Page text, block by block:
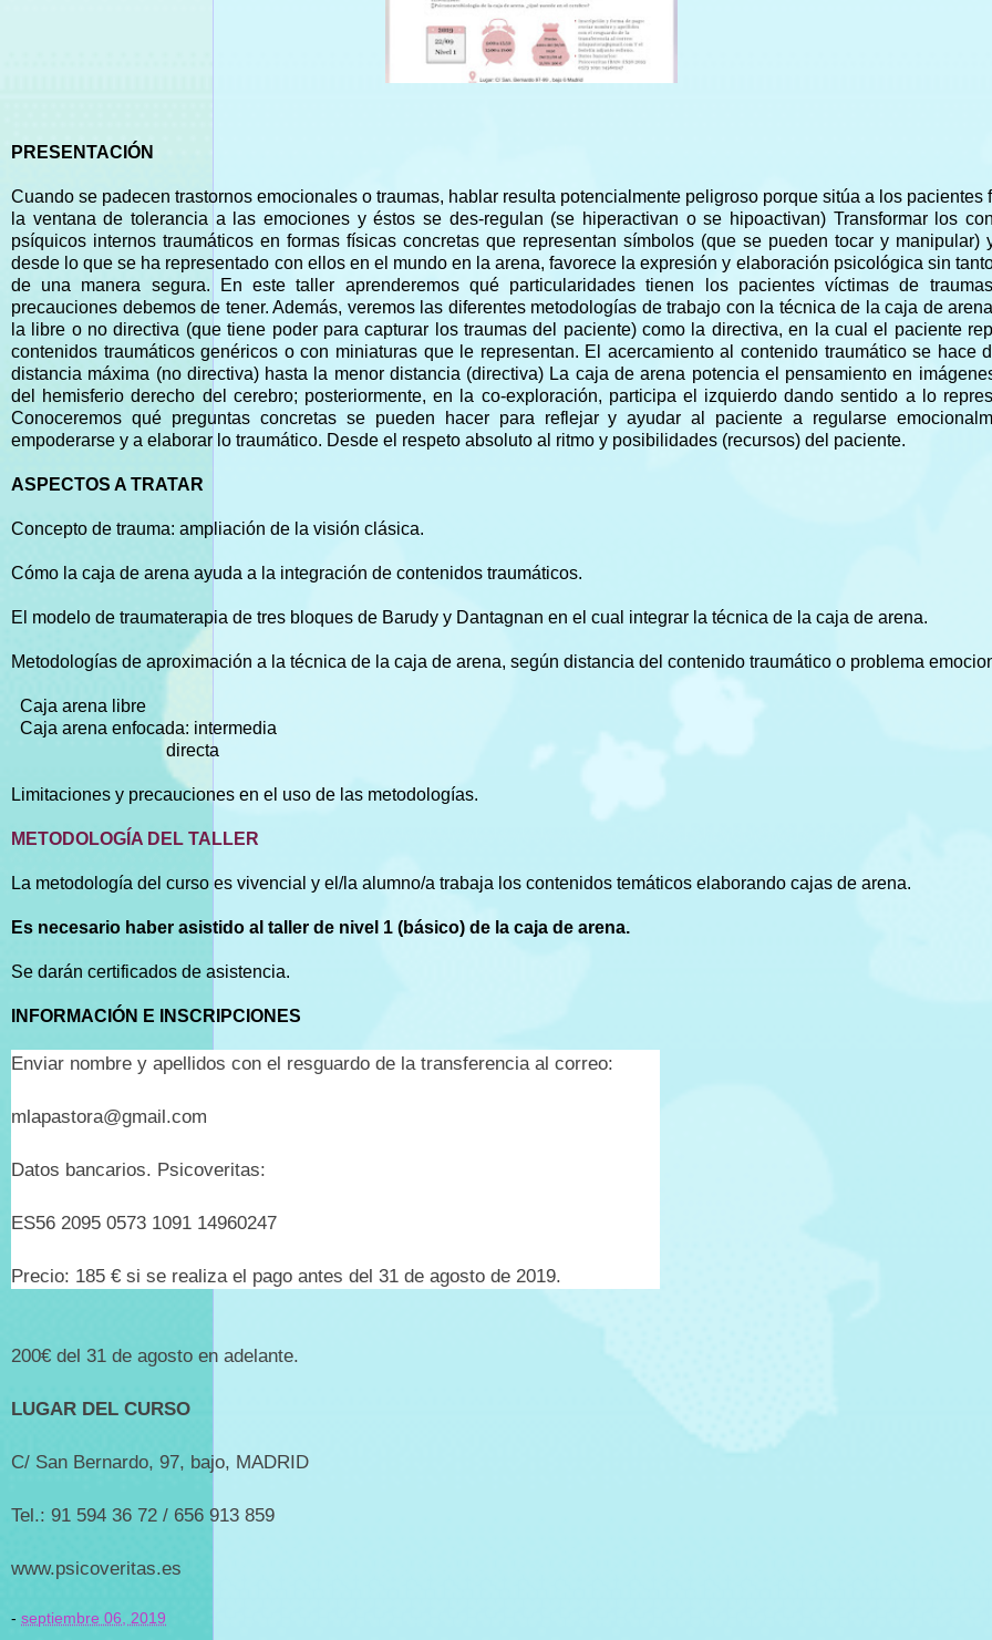
PRESENTACIÓN
Cuando se padecen trastornos emocionales o traumas, hablar resulta potencialmente peligroso porque sitúa a los pacientes
la ventana de tolerancia a las emociones y éstos se des-regulan (se hiperactivan o se hipoactivan) Transformar los
psíquicos internos traumáticos en formas físicas concretas que representan símbolos (que se pueden tocar y manipular)
desde lo que se ha representado con ellos en el mundo en la arena, favorece la expresión y elaboración psicológica sin
de una manera segura. En este taller aprenderemos qué particularidades tienen los pacientes víctimas de
precauciones debemos de tener. Además, veremos las diferentes metodologías de trabajo con la técnica de la caja de
la libre o no directiva (que tiene poder para capturar los traumas del paciente) como la directiva, en la cual el paciente
contenidos traumáticos genéricos o con miniaturas que le representan. El acercamiento al contenido traumático se hace
distancia máxima (no directiva) hasta la menor distancia (directiva) La caja de arena potencia el pensamiento en
del hemisferio derecho del cerebro; posteriormente, en la co-exploración, participa el izquierdo dando sentido a lo
Conoceremos qué preguntas concretas se pueden hacer para reflejar y ayudar al paciente a regularse
empoderarse y a elaborar lo traumático. Desde el respeto absoluto al ritmo y posibilidades (recursos) del paciente.
ASPECTOS A TRATAR
Concepto de trauma: ampliación de la visión clásica.
Cómo la caja de arena ayuda a la integración de contenidos traumáticos.
El modelo de traumaterapia de tres bloques de Barudy y Dantagnan en el cual integrar la técnica de la caja de arena.
Metodologías de aproximación a la técnica de la caja de arena, según distancia del contenido traumático o problema
Caja arena libre
Caja arena enfocada: intermedia
directa
Limitaciones y precauciones en el uso de las metodologías.
METODOLOGÍA DEL TALLER
La metodología del curso es vivencial y el/la alumno/a trabaja los contenidos temáticos elaborando cajas de arena.
Es necesario haber asistido al taller de nivel 1 (básico) de la caja de arena.
Se darán certificados de asistencia.
INFORMACIÓN E INSCRIPCIONES
Enviar nombre y apellidos con el resguardo de la transferencia al correo:
mlapastora@gmail.com
Datos bancarios. Psicoveritas:
ES56 2095 0573 1091 14960247
Precio: 185 € si se realiza el pago antes del 31 de agosto de 2019.
200€ del 31 de agosto en adelante.
LUGAR DEL CURSO
C/ San Bernardo, 97, bajo, MADRID
Tel.: 91 594 36 72 / 656 913 859
www.psicoveritas.es
- septiembre 06, 2019